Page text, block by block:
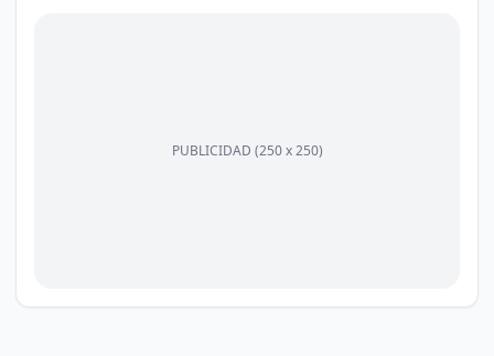
PUBLICIDAD (250 x 250)